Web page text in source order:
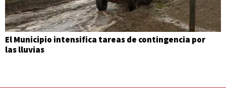
El Municipio intensifica tareas de contingencia por
las lluvias